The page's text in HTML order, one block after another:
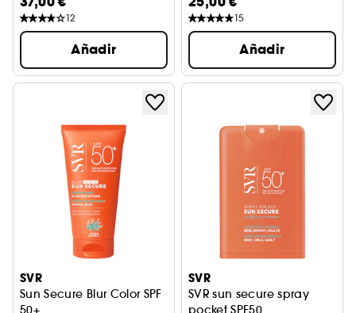
12
Añadir
15
Añadir
SVR
Sun Secure Blur Color SPF
50+
SVR
SVR sun secure spray
pocket SPF50